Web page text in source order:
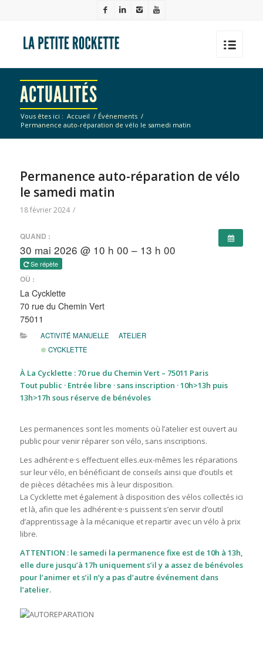
ACTUALITÉS
Vous êtes ici : Accueil / Événements /
Permanence auto-réparation de vélo le samedi matin
Permanence auto-réparation de vélo
le samedi matin
18 février 2024 /
QUAND :
30 mai 2026 @ 10 h 00 – 13 h 00
Se répète
OÙ :
La Cycklette
70 rue du Chemin Vert
75011
ACTIVITÉ MANUELLE
ATELIER
CYCKLETTE
À La Cycklette : 70 rue du Chemin Vert – 75011 Paris
Tout public · Entrée libre · sans inscription · 10h>13h puis
13h>17h sous réserve de bénévoles
Les permanences sont les moments où l’atelier est ouvert au
public pour venir réparer son vélo, sans inscriptions.
Les adhérent·e·s effectuent elles.eux-mêmes les réparations
sur leur vélo, en bénéficiant de conseils ainsi que d’outils et
de pièces détachées mis à leur disposition.
La Cycklette met également à disposition des vélos collectés ici
et là, afin que les adhérent·e·s puissent s’en servir d’outil
d’apprentissage à la mécanique et repartir avec un vélo à prix
libre.
ATTENTION : le samedi la permanence fixe est de 10h à 13h,
elle dure jusqu’à 17h uniquement s’il y a assez de bénévoles
pour l’animer et s’il n’y a pas d’autre événement dans
l’atelier.